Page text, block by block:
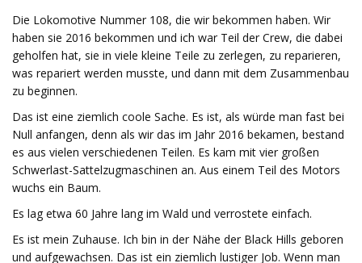
Die Lokomotive Nummer 108, die wir bekommen haben. Wir
haben sie 2016 bekommen und ich war Teil der Crew, die dabei
geholfen hat, sie in viele kleine Teile zu zerlegen, zu reparieren,
was repariert werden musste, und dann mit dem Zusammenbau
zu beginnen.
Das ist eine ziemlich coole Sache. Es ist, als würde man fast bei
Null anfangen, denn als wir das im Jahr 2016 bekamen, bestand
es aus vielen verschiedenen Teilen. Es kam mit vier großen
Schwerlast-Sattelzugmaschinen an. Aus einem Teil des Motors
wuchs ein Baum.
Es lag etwa 60 Jahre lang im Wald und verrostete einfach.
Es ist mein Zuhause. Ich bin in der Nähe der Black Hills geboren
und aufgewachsen. Das ist ein ziemlich lustiger Job. Wenn man